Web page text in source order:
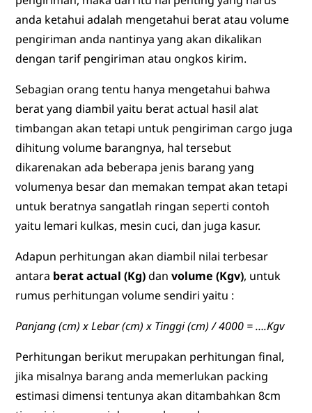
anda ketahui adalah mengetahui berat atau volume
pengiriman anda nantinya yang akan dikalikan
dengan tarif pengiriman atau ongkos kirim.
Sebagian orang tentu hanya mengetahui bahwa
berat yang diambil yaitu berat actual hasil alat
timbangan akan tetapi untuk pengiriman cargo juga
dihitung volume barangnya, hal tersebut
dikarenakan ada beberapa jenis barang yang
volumenya besar dan memakan tempat akan tetapi
untuk beratnya sangatlah ringan seperti contoh
yaitu lemari kulkas, mesin cuci, dan juga kasur.
Adapun perhitungan akan diambil nilai terbesar
antara berat actual (Kg)danvolume (Kgv), untuk
rumus perhitungan volume sendiri yaitu :
Panjang (cm) x Lebar (cm) x Tinggi (cm) / 4000 = ….Kgv
Perhitungan berikut merupakan perhitungan final,
jika misalnya barang anda memerlukan packing
estimasi dimensi tentunya akan ditambahkan 8cm